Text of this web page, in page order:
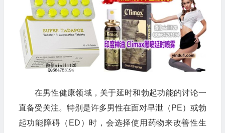
在男性健康领域，关于延时和勃起功能的讨论一
直备受关注。特别是许多男性在面对早泄（PE）或勃
起功能障碍（ED）时，会选择使用药物来改善性生